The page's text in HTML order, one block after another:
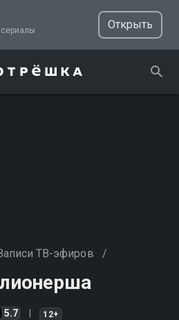
ТВ, фильмы и сериалы
Открыть
ТВ-эфиров /
5.7 12+